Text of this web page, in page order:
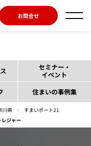
お問合せ
セミナー・
イベント
住まいの事例集
川県 >
すまいポート21
ジャー